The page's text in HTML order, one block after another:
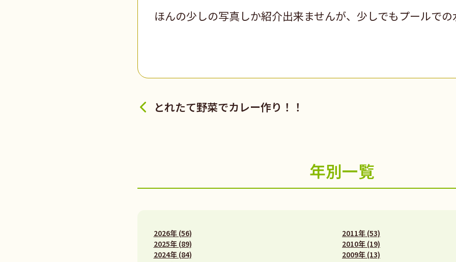
ほんの少しの写真しか紹介出来ませんが、少しでもプールで
とれたて野菜でカレー作り！！
年別一覧
2026年 (56)
2025年 (89)
2024年 (84)
2011年 (53)
2010年 (19)
2009年 (13)